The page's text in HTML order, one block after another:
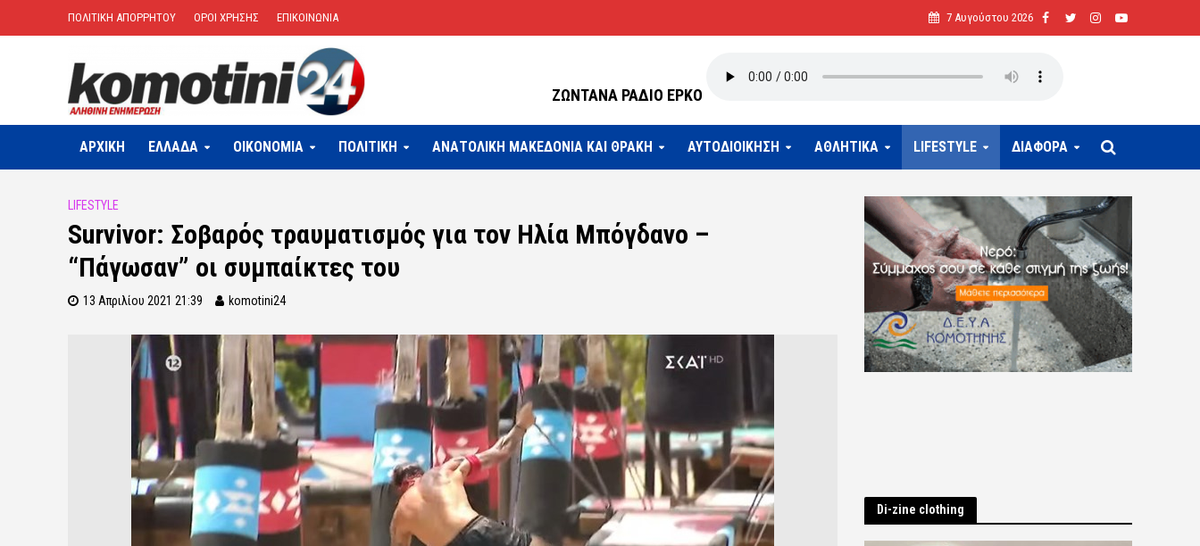
ΠΟΛΙΤΙΚΗ ΑΠΟΡΡΗΤΟΥ ΟΡΟΙ ΧΡΗΣΗΣ ΕΠΙΚΟΙΝΩΝΙΑ 7 Αυγούστου 2026
ΖΩΝΤΑΝΑ ΡΑΔΙΟ ΕΡΚΟ
ΑΡΧΙΚΗ ΕΛΛΑΔΑ OIKONOMIA ΠΟΛΙΤΙΚΗ ΑΝΑΤΟΛΙΚΗ ΜΑΚΕΔΟΝΙΑ ΚΑΙ ΘΡΑΚΗ ΑΥΤΟΔΙΟΙΚΗΣΗ ΑΘΛΗΤΙΚΑ LIFESTYLE ΔΙΑΦΟΡΑ
LIFESTYLE
Survivor: Σοβαρός τραυματισμός για τον Ηλία Μπόγδανο –
“Πάγωσαν” οι συμπαίκτες του
13 Απριλίου 2021 21:39 komotini24
Di-zine clothing